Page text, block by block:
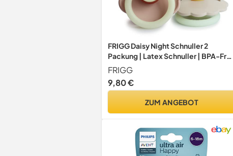
FRIGG Daisy Night Schnuller 2
Packung | Latex Schnuller | BPA-Frei
| Hergestellt in Dänemark |
Symmetrischer Sauger in Kirschform
(Blush Night/Cream Night, Größe 2
FRIGG
9,80 €
ZUM ANGEBOT